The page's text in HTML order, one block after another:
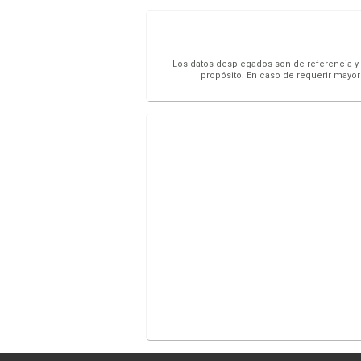
Los datos desplegados son de referencia
propósito. En caso de requerir